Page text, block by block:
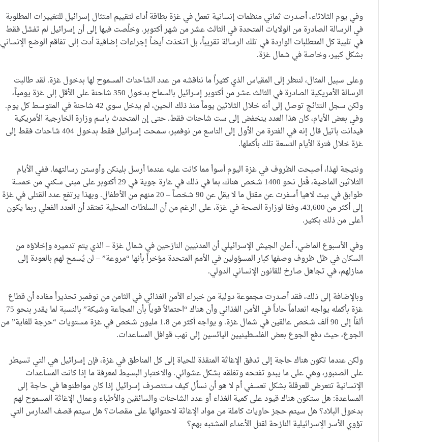
وفي يوم الثلاثاء، أصدرت ثماني منظمات إنسانية تعمل في غزة بطاقة أداء لتقييم امتثال إسرائيل للتغييرات المطلوبة
في الرسالة الصادرة من الولايات المتحدة في الثالث عشر من شهر أكتوبر. وخلُصت فيها إلى أن إسرائيل لم تفشل فقط
في تلبية كل المتطلبات الواردة في تلك الرسالة تقريباً، بل اتخذت أيضاً إجراءات إضافية أدت إلى تفاقم الوضع الإنساني
بشكل كبير، وخاصة في شمال غزة.
وعلى سبيل المثال، لننظر إلى المقياس الذي كثيراً ما نناقشه من عدد الشاحنات المسموح لها بدخول غزة. لقد طالبت
الرسالة الأمريكية الصادرة في الثالث عشر من أكتوبر إسرائيل بالسماح بدخول 350 شاحنة على الأقل إلى غزة يومياً،
ولكن سجل النتائج توصل إلى أنه خلال الثلاثين يوماً منذ ذلك الحين، لم يدخل سوى 42 شاحنة في المتوسط ​​كل يوم.
وفي بعض الأيام، كان هذا العدد ينخفض إلى ست شاحنات فقط. حتى إن المتحدث باسم وزارة الخارجية الأمريكية
فيدانت باتيل قال إنه في الفترة من الأول إلى التاسع من نوفمبر، سمحت إسرائيل فقط بدخول 404 شاحنات فقط إلى
غزة خلال فترة الأيام التسعة تلك بأكملها.
ونتيجة لهذا، أصبحت الظروف في غزة اليوم أسوأ مما كانت عليه عندما أرسل بلينكن وأوستن رسالتهما. ففي الأيام
الثلاثين الماضية، قُتل نحو 1400 شخص هناك، بما في ذلك في غارة جوية في 29 أكتوبر على مبنى سكني من خمسة
طوابق في بيت لاهيا أسفرت عن مقتل ما لا يقل عن 90 شخصاً – 20 منهم من الأطفال. وبهذا يرتفع عدد القتلى في غزة
إلى أكثر من 43,600، وفقا لوزارة الصحة في غزة، على الرغم من أن السلطات المحلية تعتقد أن العدد الفعلي ربما يكون
أعلى من ذلك بكثير.
وفي الأسبوع الماضي، أعلن الجيش الإسرائيلي أن المدنيين النازحين في شمال غزة – الذي يتم تدميره وإخلاؤه من
السكان في ظل ظروف وصفها كبار المسؤولين في الأمم المتحدة مؤخراً بأنها “مروعة” – لن يُسمح لهم بالعودة إلى
منازلهم، في تجاهل صارخ للقانون الإنساني الدولي.
وبالإضافة إلى ذلك، فقد أصدرت مجموعة دولية من خبراء الأمن الغذائي في الثامن من نوفمبر تحذيراً مفاده أن قطاع
غزة بأكمله يواجه انعداماً حاداً في الأمن الغذائي وأن هناك “احتمالاً قوياً بأن المجاعة وشيكة” بالنسبة لما يقدر بنحو 75
ألفاً إلى 90 ألف شخص عالقين في شمال غزة. و يواجه أكثر من 1.8 مليون شخص في غزة مستويات “حرجة للغاية” من
الجوع، حيث دفع الجوع بعض الفلسطينيين اليائسين إلى نهب قوافل المساعدات.
ولكن عندما تكون هناك حاجة إلى تدفق الإغاثة المنقذة للحياة إلى كل المناطق في غزة، فإن إسرائيل هي التي تسيطر
على الصنبور، وهي على ما يبدو تفتحه وتغلقه بشكل عشوائي. والاختبار البسيط لمعرفة ما إذا كانت المساعدات
الإنسانية تتعرض للعرقلة بشكل تعسفي أم لا هو أن نسأل كيف ستتصرف إسرائيل إذا كان مواطنوها في حاجة إلى
المساعدة: هل ستكون هناك قيود على كمية الغذاء أو عدد الشاحنات والسائقين والأطباء وعمال الإغاثة المسموح لهم
بدخول البلاد؟ هل سيتم حجز حاويات كاملة من مواد الإغاثة لاحتوائها على مقصات؟ هل سيتم قصف المدارس التي
تؤوي الأسر الإسرائيلية النازحة لقتل الأعداء المشتبه بهم؟